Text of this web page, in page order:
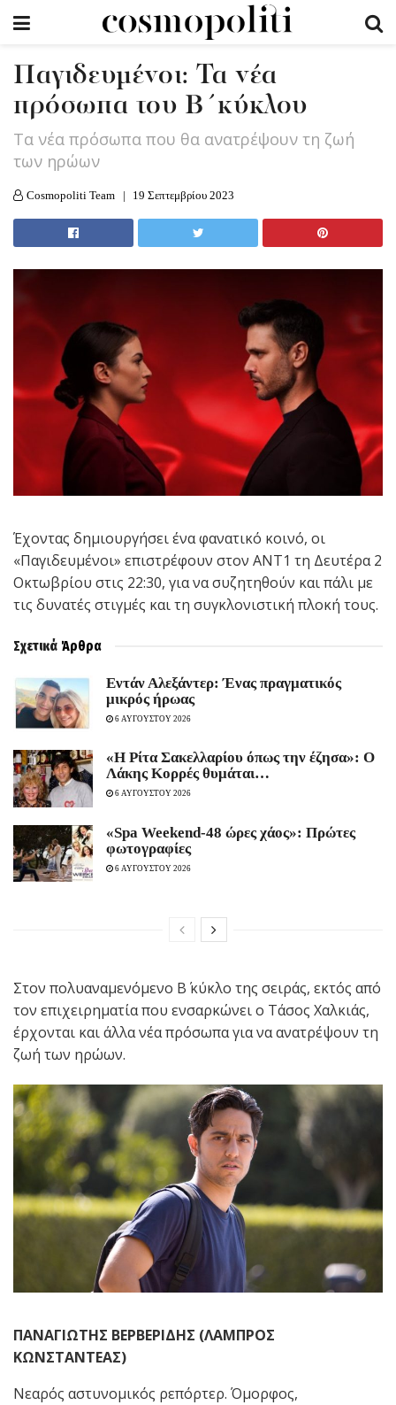
Παγιδευμένοι: Τα νέα
πρόσωπα του Β΄κύκλου
Τα νέα πρόσωπα που θα ανατρέψουν τη ζωή
των ηρώων
Cosmopoliti Team 19 Σεπτεμβρίου 2023
Έχοντας δημιουργήσει ένα φανατικό κοινό, οι
«Παγιδευμένοι» επιστρέφουν στον ΑΝΤ1 τη Δευτέρα 2
Οκτωβρίου στις 22:30, για να συζητηθούν και πάλι με
τις δυνατές στιγμές και τη συγκλονιστική πλοκή τους.
Σχετικά Άρθρα
Εντάν Αλεξάντερ: Ένας πραγματικός
μικρός ήρωας
6 ΑΥΓΟΥΣΤΟΥ 2026
«Η Ρίτα Σακελλαρίου όπως την έζησα»: Ο
Λάκης Κορρές θυμάται…
6 ΑΥΓΟΥΣΤΟΥ 2026
«Spa Weekend-48 ώρες χάος»: Πρώτες
φωτογραφίες
6 ΑΥΓΟΥΣΤΟΥ 2026
Στον πολυαναμενόμενο Β΄ κύκλο της σειράς, εκτός από
τον επιχειρηματία που ενσαρκώνει ο Τάσος Χαλκιάς,
έρχονται και άλλα νέα πρόσωπα για να ανατρέψουν τη
ζωή των ηρώων.
ΠΑΝΑΓΙΩΤΗΣ ΒΕΡΒΕΡΙΔΗΣ (ΛΑΜΠΡΟΣ
ΚΩΝΣΤΑΝΤΕΑΣ)
Νεαρός αστυνομικός ρεπόρτερ. Όμορφος,